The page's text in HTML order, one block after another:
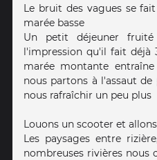
Le bruit des vagues se
marée basse
Un petit déjeuner
l'impression qu'il fait déjà
marée montante
nous partons à l'assaut
nous rafraîchir un peu plus
Louons un scooter et
Les paysages entre
nombreuses rivières nous